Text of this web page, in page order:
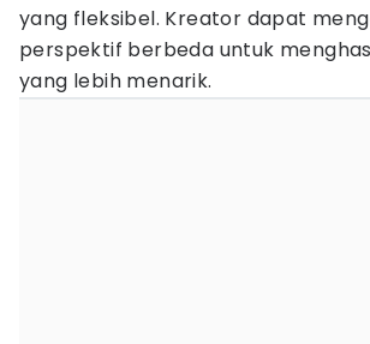
yang fleksibel. Kreator dapat
perspektif berbeda untuk
yang lebih menarik.